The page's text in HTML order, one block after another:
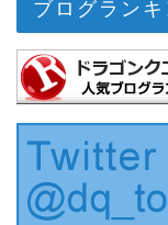
ブログラン